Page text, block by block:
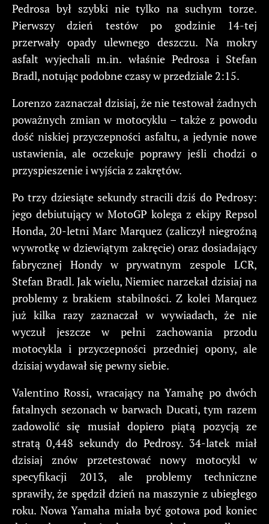
Pedrosa był szybki nie tylko na suchym torze.
Pierwszy dzień testów po godzinie 14-tej
przerwały opady ulewnego deszczu. Na mokry
asfalt wyjechali m.in. właśnie Pedrosa i Stefan
Bradl, notując podobne czasy w przedziale 2:15.
Lorenzo zaznaczał dzisiaj, że nie testował żadnych
poważnych zmian w motocyklu – także z powodu
dość niskiej przyczepności asfaltu, a jedynie nowe
ustawienia, ale oczekuje poprawy jeśli chodzi o
przyspieszenie i wyjścia z zakrętów.
Po trzy dziesiąte sekundy stracili dziś do Pedrosy:
jego debiutujący w MotoGP kolega z ekipy Repsol
Honda, 20-letni Marc Marquez (zaliczył niegroźną
wywrotkę w dziewiątym zakręcie) oraz dosiadający
fabrycznej Hondy w prywatnym zespole LCR,
Stefan Bradl. Jak wielu, Niemiec narzekał dzisiaj na
problemy z brakiem stabilności. Z kolei Marquez
już kilka razy zaznaczał w wywiadach, że nie
wyczuł jeszcze w pełni zachowania przodu
motocykla i przyczepności przedniej opony, ale
dzisiaj wydawał się pewny siebie.
Valentino Rossi, wracający na Yamahę po dwóch
fatalnych sezonach w barwach Ducati, tym razem
zadowolić się musiał dopiero piątą pozycją ze
stratą 0,448 sekundy do Pedrosy. 34-latek miał
dzisiaj znów przetestować nowy motocykl w
specyfikacji 2013, ale problemy techniczne
sprawiły, że spędził dzień na maszynie z ubiegłego
roku. Nowa Yamaha miała być gotowa pod koniec